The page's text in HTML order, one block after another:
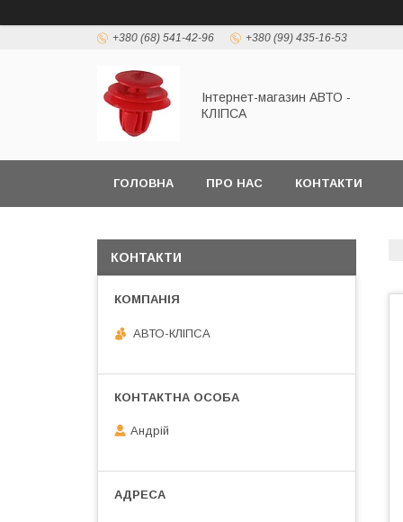
+380 (68) 541-42-96 +380 (99) 435-16-53
Інтернет-магазин АВТО -
КЛІПСА
ГОЛОВНА ПРО НАС КОНТАКТИ
КОНТАКТИ
АВТО-КЛІПСА
Андрій